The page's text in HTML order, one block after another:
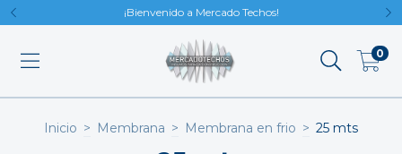
¡Bienvenido a Mercado Techos!
0
Inicio > Membrana > Membrana en frio > 25 mts